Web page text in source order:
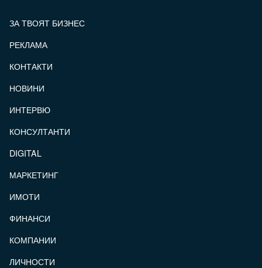
ЗА ТВОЯТ БИЗНЕС
РЕКЛАМА
КОНТАКТИ
НОВИНИ
ИНТЕРВЮ
КОНСУЛТАНТИ
DIGITAL
МАРКЕТИНГ
ИМОТИ
ФИНАНСИ
КОМПАНИИ
ЛИЧНОСТИ